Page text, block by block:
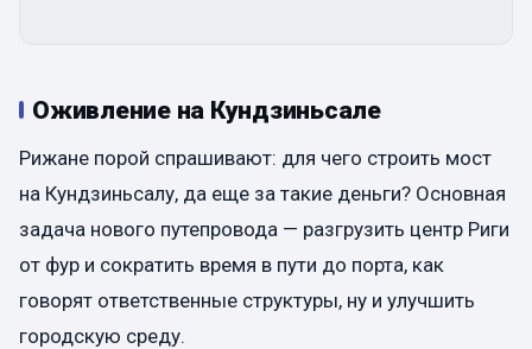
Оживление на Кундзиньсале
Рижане порой спрашивают: для чего строить мост
на Кундзиньсалу, да еще за такие деньги? Основная
задача нового путепровода — разгрузить центр Риги
от фур и сократить время в пути до порта, как
говорят ответственные структуры, ну и улучшить
городскую среду.